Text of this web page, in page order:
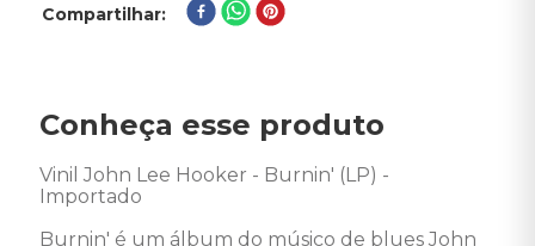
Compartilhar
Conheça esse produto
Vinil John Lee Hooker - Burnin' (LP) -
Importado
Burnin' é um álbum do músico de blues John